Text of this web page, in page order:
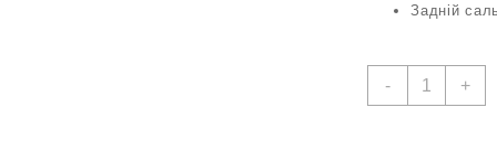
Задній
-
Комплект
+